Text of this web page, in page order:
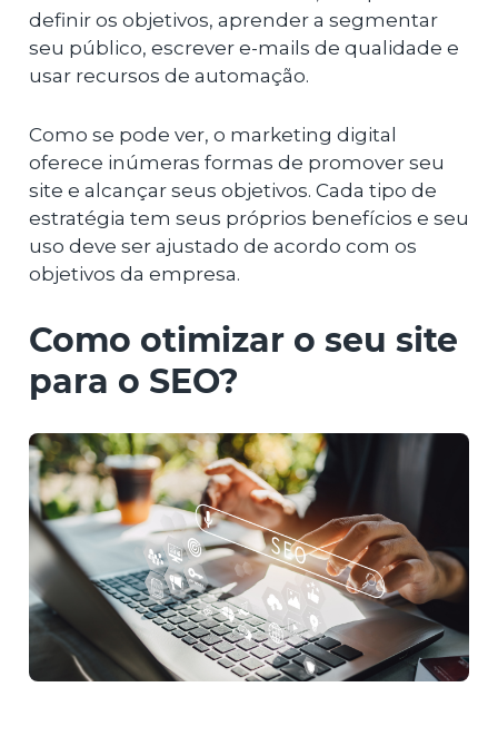
definir os objetivos, aprender a segmentar
seu público, escrever e-mails de qualidade e
usar recursos de automação.
Como se pode ver, o marketing digital
oferece inúmeras formas de promover seu
site e alcançar seus objetivos. Cada tipo de
estratégia tem seus próprios benefícios e seu
uso deve ser ajustado de acordo com os
objetivos da empresa.
Como otimizar o seu site
para o SEO?